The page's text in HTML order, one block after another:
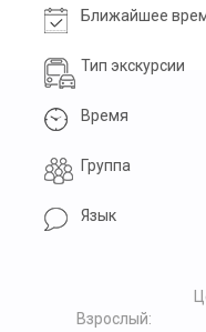
Ближайшее
Тип экскурсии
Время
Группа
Язык
Взрослый: